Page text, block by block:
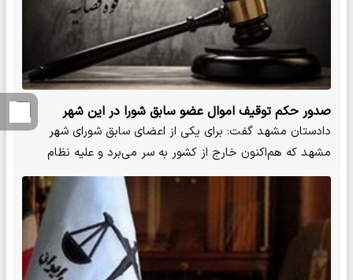
صدور حکم توقیف اموال عضو سابق شورا در این شهر
دادستان مشهد گفت: برای یکی از اعضای سابق شورای شهر
مشهد که هم‌اکنون خارج از کشور به سر می‌برد و علیه نظام
فعالیت دارد،…